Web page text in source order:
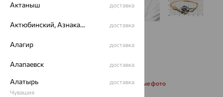
Запросить дополнительные фото
Актаныш доставка
Актюбинский, Азнакаевский район доставка
Алагир доставка
Алапаевск доставка
Алатырь
Чувашия
доставка